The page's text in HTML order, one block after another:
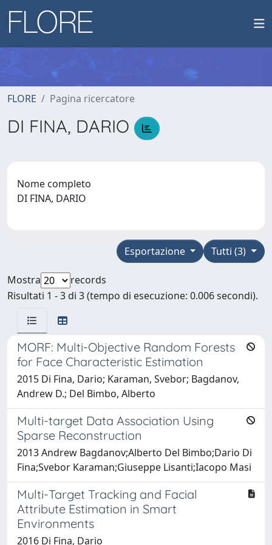
FLORE Pagina ricercatore
DI FINA, DARIO
Nome completo
DI FINA, DARIO
Tutti (3)
Esportazione
Mostra
records
Risultati 1 - 3 di 3 (tempo di esecuzione: 0.006 secondi).
MORF: Multi-Objective Random Forests
for Face Characteristic Estimation
2015 Di Fina, Dario; Karaman, Svebor; Bagdanov,
Andrew D.; Del Bimbo, Alberto
Multi-target Data Association Using
Sparse Reconstruction
2013 Andrew Bagdanov;Alberto Del Bimbo;Dario Di
Fina;Svebor Karaman;Giuseppe Lisanti;Iacopo Masi
Multi-Target Tracking and Facial
Attribute Estimation in Smart
Environments
2016 Di Fina, Dario